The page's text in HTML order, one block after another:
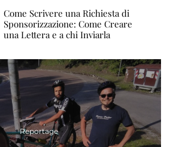
Come Scrivere una Richiesta di
Sponsorizzazione: Come Creare
una Lettera e a chi Inviarla
Reportage